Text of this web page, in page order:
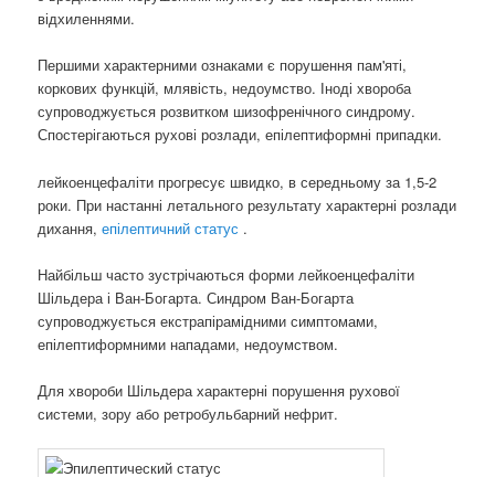
відхиленнями.
Першими характерними ознаками є порушення пам'яті,
коркових функцій, млявість, недоумство. Іноді хвороба
супроводжується розвитком шизофренічного синдрому.
Спостерігаються рухові розлади, епілептиформні припадки.
лейкоенцефаліти прогресує швидко, в середньому за 1,5-2
роки. При настанні летального результату характерні розлади
дихання,епілептичний статус .
Найбільш часто зустрічаються форми лейкоенцефаліти
Шільдера і Ван-Богарта. Синдром Ван-Богарта
супроводжується екстрапірамідними симптомами,
епілептиформними нападами, недоумством.
Для хвороби Шільдера характерні порушення рухової
системи, зору або ретробульбарний нефрит.